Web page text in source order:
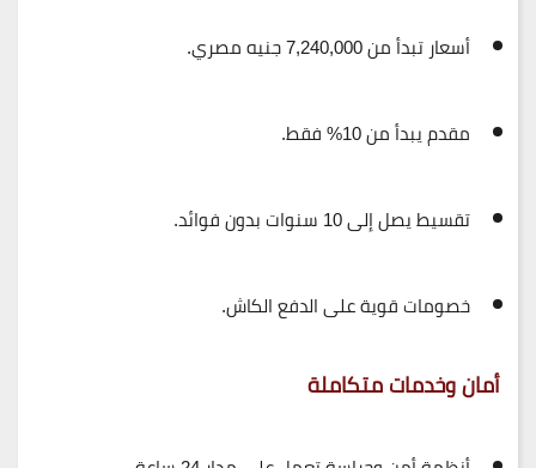
أسعار تبدأ من 7,240,000 جنيه مصري .
مقدم يبدأ من10% فقط.
تقسيط يصل إلى10 سنوات بدون فوائد .
خصومات قوية على الدفع الكاش.
أمان وخدمات متكاملة